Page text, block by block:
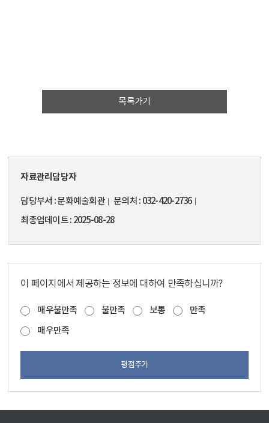
목록가기
자료관리담당자
담당부서 문화예술회관 문의처
032-420-2736
최종업데이트 2025-08-28
이 페이지에서 제공하는 정보에 대하여 만족하십니까?
매우불만족 불만족 보통
만족
매우만족
평점주기